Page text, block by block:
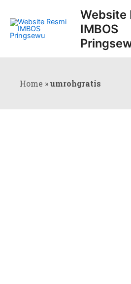
content
Website
IMBOS
Home »umrohgratis